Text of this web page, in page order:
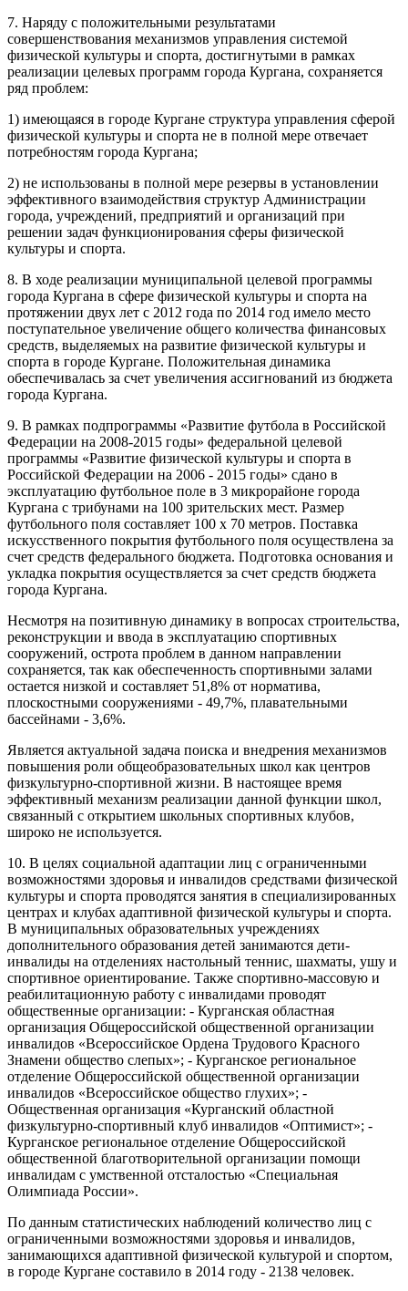
7. Наряду с положительными результатами
совершенствования механизмов управления системой
физической культуры и спорта, достигнутыми в рамках
реализации целевых программ города Кургана, сохраняется
ряд проблем:
1) имеющаяся в городе Кургане структура управления сферой
физической культуры и спорта не в полной мере отвечает
потребностям города Кургана;
2) не использованы в полной мере резервы в установлении
эффективного взаимодействия структур Администрации
города, учреждений, предприятий и организаций при
решении задач функционирования сферы физической
культуры и спорта.
8. В ходе реализации муниципальной целевой программы
города Кургана в сфере физической культуры и спорта на
протяжении двух лет с 2012 года по 2014 год имело место
поступательное увеличение общего количества финансовых
средств, выделяемых на развитие физической культуры и
спорта в городе Кургане. Положительная динамика
обеспечивалась за счет увеличения ассигнований из бюджета
города Кургана.
9. В рамках подпрограммы «Развитие футбола в Российской
Федерации на 2008-2015 годы» федеральной целевой
программы «Развитие физической культуры и спорта в
Российской Федерации на 2006 - 2015 годы» сдано в
эксплуатацию футбольное поле в 3 микрорайоне города
Кургана с трибунами на 100 зрительских мест. Размер
футбольного поля составляет 100 х 70 метров. Поставка
искусственного покрытия футбольного поля осуществлена за
счет средств федерального бюджета. Подготовка основания и
укладка покрытия осуществляется за счет средств бюджета
города Кургана.
Несмотря на позитивную динамику в вопросах строительства,
реконструкции и ввода в эксплуатацию спортивных
сооружений, острота проблем в данном направлении
сохраняется, так как обеспеченность спортивными залами
остается низкой и составляет 51,8% от норматива,
плоскостными сооружениями - 49,7%, плавательными
бассейнами - 3,6%.
Является актуальной задача поиска и внедрения механизмов
повышения роли общеобразовательных школ как центров
физкультурно-спортивной жизни. В настоящее время
эффективный механизм реализации данной функции школ,
связанный с открытием школьных спортивных клубов,
широко не используется.
10. В целях социальной адаптации лиц с ограниченными
возможностями здоровья и инвалидов средствами физической
культуры и спорта проводятся занятия в специализированных
центрах и клубах адаптивной физической культуры и спорта.
В муниципальных образовательных учреждениях
дополнительного образования детей занимаются дети-
инвалиды на отделениях настольный теннис, шахматы, ушу и
спортивное ориентирование. Также спортивно-массовую и
реабилитационную работу с инвалидами проводят
общественные организации: - Курганская областная
организация Общероссийской общественной организации
инвалидов «Всероссийское Ордена Трудового Красного
Знамени общество слепых»; - Курганское региональное
отделение Общероссийской общественной организации
инвалидов «Всероссийское общество глухих»; -
Общественная организация «Курганский областной
физкультурно-спортивный клуб инвалидов «Оптимист»; -
Курганское региональное отделение Общероссийской
общественной благотворительной организации помощи
инвалидам с умственной отсталостью «Специальная
Олимпиада России».
По данным статистических наблюдений количество лиц с
ограниченными возможностями здоровья и инвалидов,
занимающихся адаптивной физической культурой и спортом,
в городе Кургане составило в 2014 году - 2138 человек.